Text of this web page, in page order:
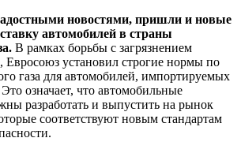
новостями, пришли и новые
автомобилей в страны
В рамках борьбы с загрязнением
установил строгие нормы по
газа для автомобилей, импортируемых
означает, что автомобильные
разработать и выпустить на рынок
соответствуют новым стандартам